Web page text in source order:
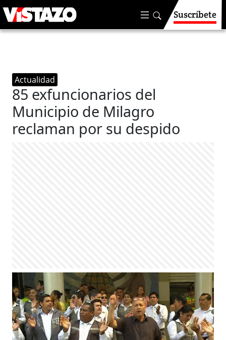
Suscríbete
Actualidad
85 exfuncionarios del
Municipio de Milagro
reclaman por su despido